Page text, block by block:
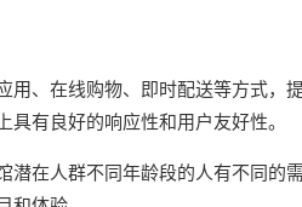
、在线购物、即时配送等方式，
有良好的响应性和用户友好性。
在人群不同年龄段的人有不同的